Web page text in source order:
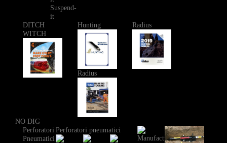
Suspend-
it
DITCH
WITCH
Hunting Radius
Radius
NO DIG
Perforatori
Pneumatici
Perforatori pneumatici